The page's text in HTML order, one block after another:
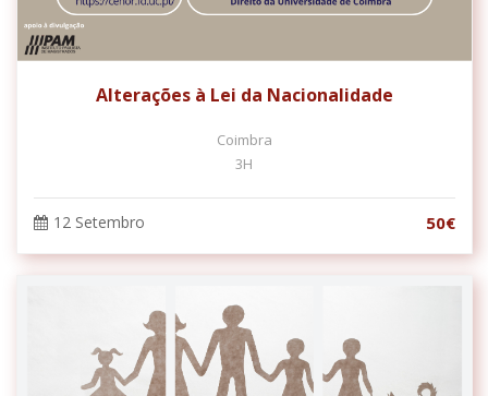
Alterações à Lei da Nacionalidade
Coimbra
3H
12 Setembro 50€